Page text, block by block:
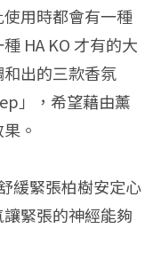
用時都會有一種
HA KO 才有的大
出的三款香氛
」，希望藉由薰
。
緩緊張柏樹安定心
緊張的神經能夠